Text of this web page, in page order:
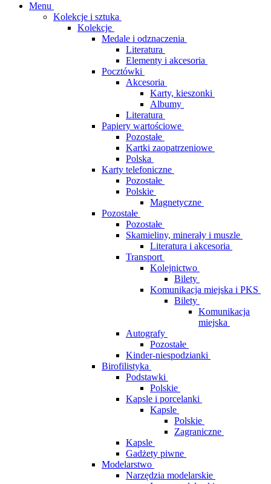
Menu
Kolekcje i sztuka
Kolekcje
Medale i odznaczenia
Literatura
Elementy i akcesoria
Pocztówki
Akcesoria
Karty, kieszonki
Albumy
Literatura
Papiery wartościowe
Pozostałe
Kartki zaopatrzeniowe
Polska
Karty telefoniczne
Pozostałe
Polskie
Magnetyczne
Pozostałe
Pozostałe
Skamieliny, minerały i muszle
Literatura i akcesoria
Transport
Kolejnictwo
Bilety
Komunikacja miejska i PKS
Bilety
Komunikacja
miejska
Autografy
Pozostałe
Kinder-niespodzianki
Birofilistyka
Podstawki
Polskie
Kapsle i porcelanki
Kapsle
Polskie
Zagraniczne
Kapsle
Gadżety piwne
Modelarstwo
Narzędzia modelarskie